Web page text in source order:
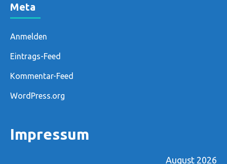
Meta
Anmelden
Eintrags-Feed
Kommentar-Feed
WordPress.org
Impressum
August 2026